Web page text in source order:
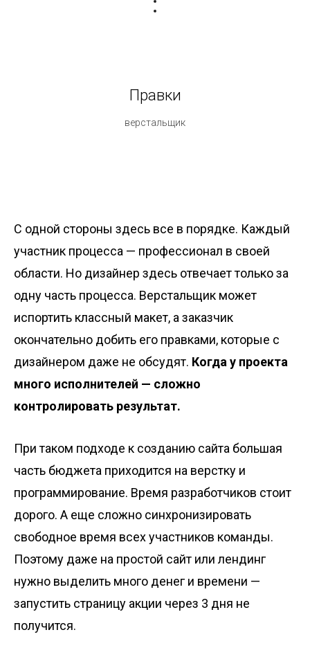
Правки
верстальщик
С одной стороны здесь все в порядке. Каждый
участник процесса — профессионал в своей
области. Но дизайнер здесь отвечает только за
одну часть процесса. Верстальщик может
испортить классный макет, а заказчик
окончательно добить его правками, которые с
дизайнером даже не обсудят. Когда у проекта
много исполнителей — сложно
контролировать результат.
При таком подходе к созданию сайта большая
часть бюджета приходится на верстку и
программирование. Время разработчиков стоит
дорого. А еще сложно синхронизировать
свободное время всех участников команды.
Поэтому даже на простой сайт или лендинг
нужно выделить много денег и времени —
запустить страницу акции через 3 дня не
получится.